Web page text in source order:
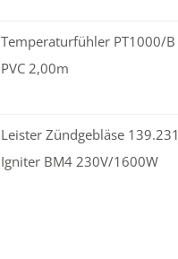
Temperaturfühler PT1000/B
PVC 2,00m
Leister Zündgebläse 139.231
Igniter BM4 230V/1600W